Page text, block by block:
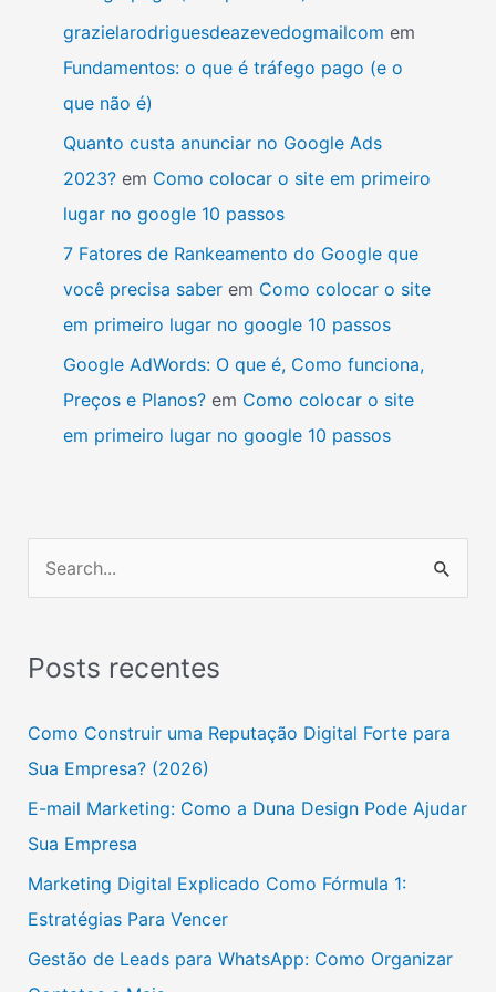
grazielarodriguesdeazevedogmailcom em
Fundamentos: o que é tráfego pago (e o
que não é)
Quanto custa anunciar no Google Ads
2023?em Como colocar o site em primeiro
lugar no google 10 passos
7 Fatores de Rankeamento do Google que
você precisa saberem Como colocar o site
em primeiro lugar no google 10 passos
Google AdWords: O que é, Como funciona,
Preços e Planos?em Como colocar o site
em primeiro lugar no google 10 passos
q
a
r
p
o
r
Posts recentes
Como Construir uma Reputação Digital Forte para
Sua Empresa? (2026)
E-mail Marketing: Como a Duna Design Pode Ajudar
Sua Empresa
Marketing Digital Explicado Como Fórmula 1:
Estratégias Para Vencer
Gestão de Leads para WhatsApp: Como Organizar